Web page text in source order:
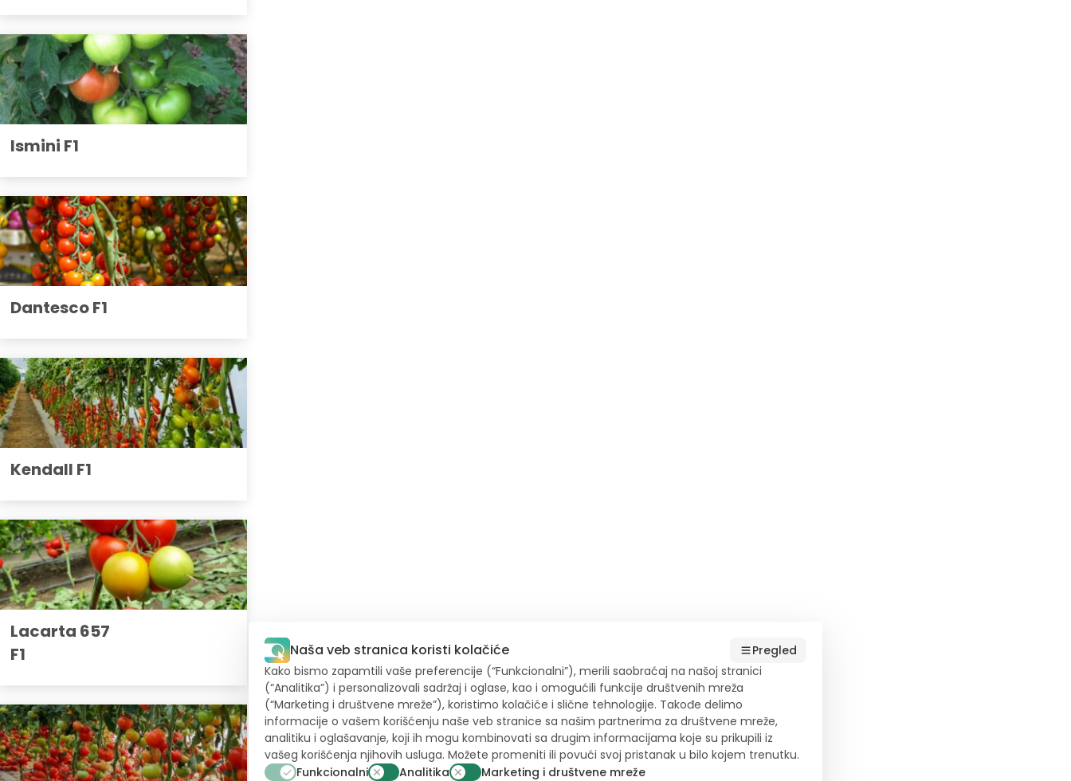
Ismini F1
Dantesco F1
Kendall F1
Lacarta 657
F1
Naša veb stranica koristi kolačiće
Pregled
Kako bismo zapamtili vaše preferencije (“Funkcionalni”), merili saobraćaj na našoj stranici
(“Analitika”) i personalizovali sadržaj i oglase, kao i omogućili funkcije društvenih mreža
(“Marketing i društvene mreže”), koristimo kolačiće i slične tehnologije. Takođe delimo
informacije o vašem korišćenju naše veb stranice sa našim partnerima za društvene mreže,
analitiku i oglašavanje, koji ih mogu kombinovati sa drugim informacijama koje su prikupili iz
vašeg korišćenja njihovih usluga. Možete promeniti ili povući svoj pristanak u bilo kojem trenutku.
Funkcionalni
Analitika
Marketing i društvene mreže